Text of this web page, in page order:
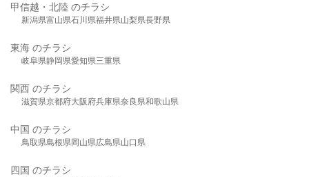
甲信越・北陸 のチラシ
新潟県富山県石川県福井県山梨県長野県
東海 のチラシ
岐阜県静岡県愛知県三重県
関西 のチラシ
滋賀県京都府大阪府兵庫県奈良県和歌山県
中国 のチラシ
鳥取県島根県岡山県広島県山口県
四国 のチラシ